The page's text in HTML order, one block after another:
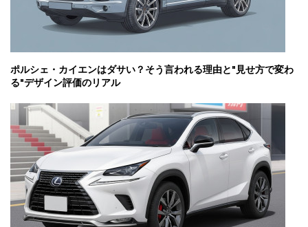
ポルシェ・カイエンはダサい？そう言われる理由と"見せ方で変わ
る"デザイン評価のリアル